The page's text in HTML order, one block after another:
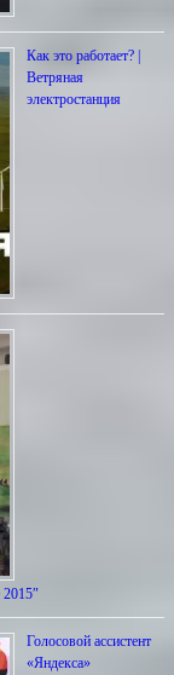
Как это работает? |
Ветряная
электростанция
Голосовой ассистент
«Яндекса»